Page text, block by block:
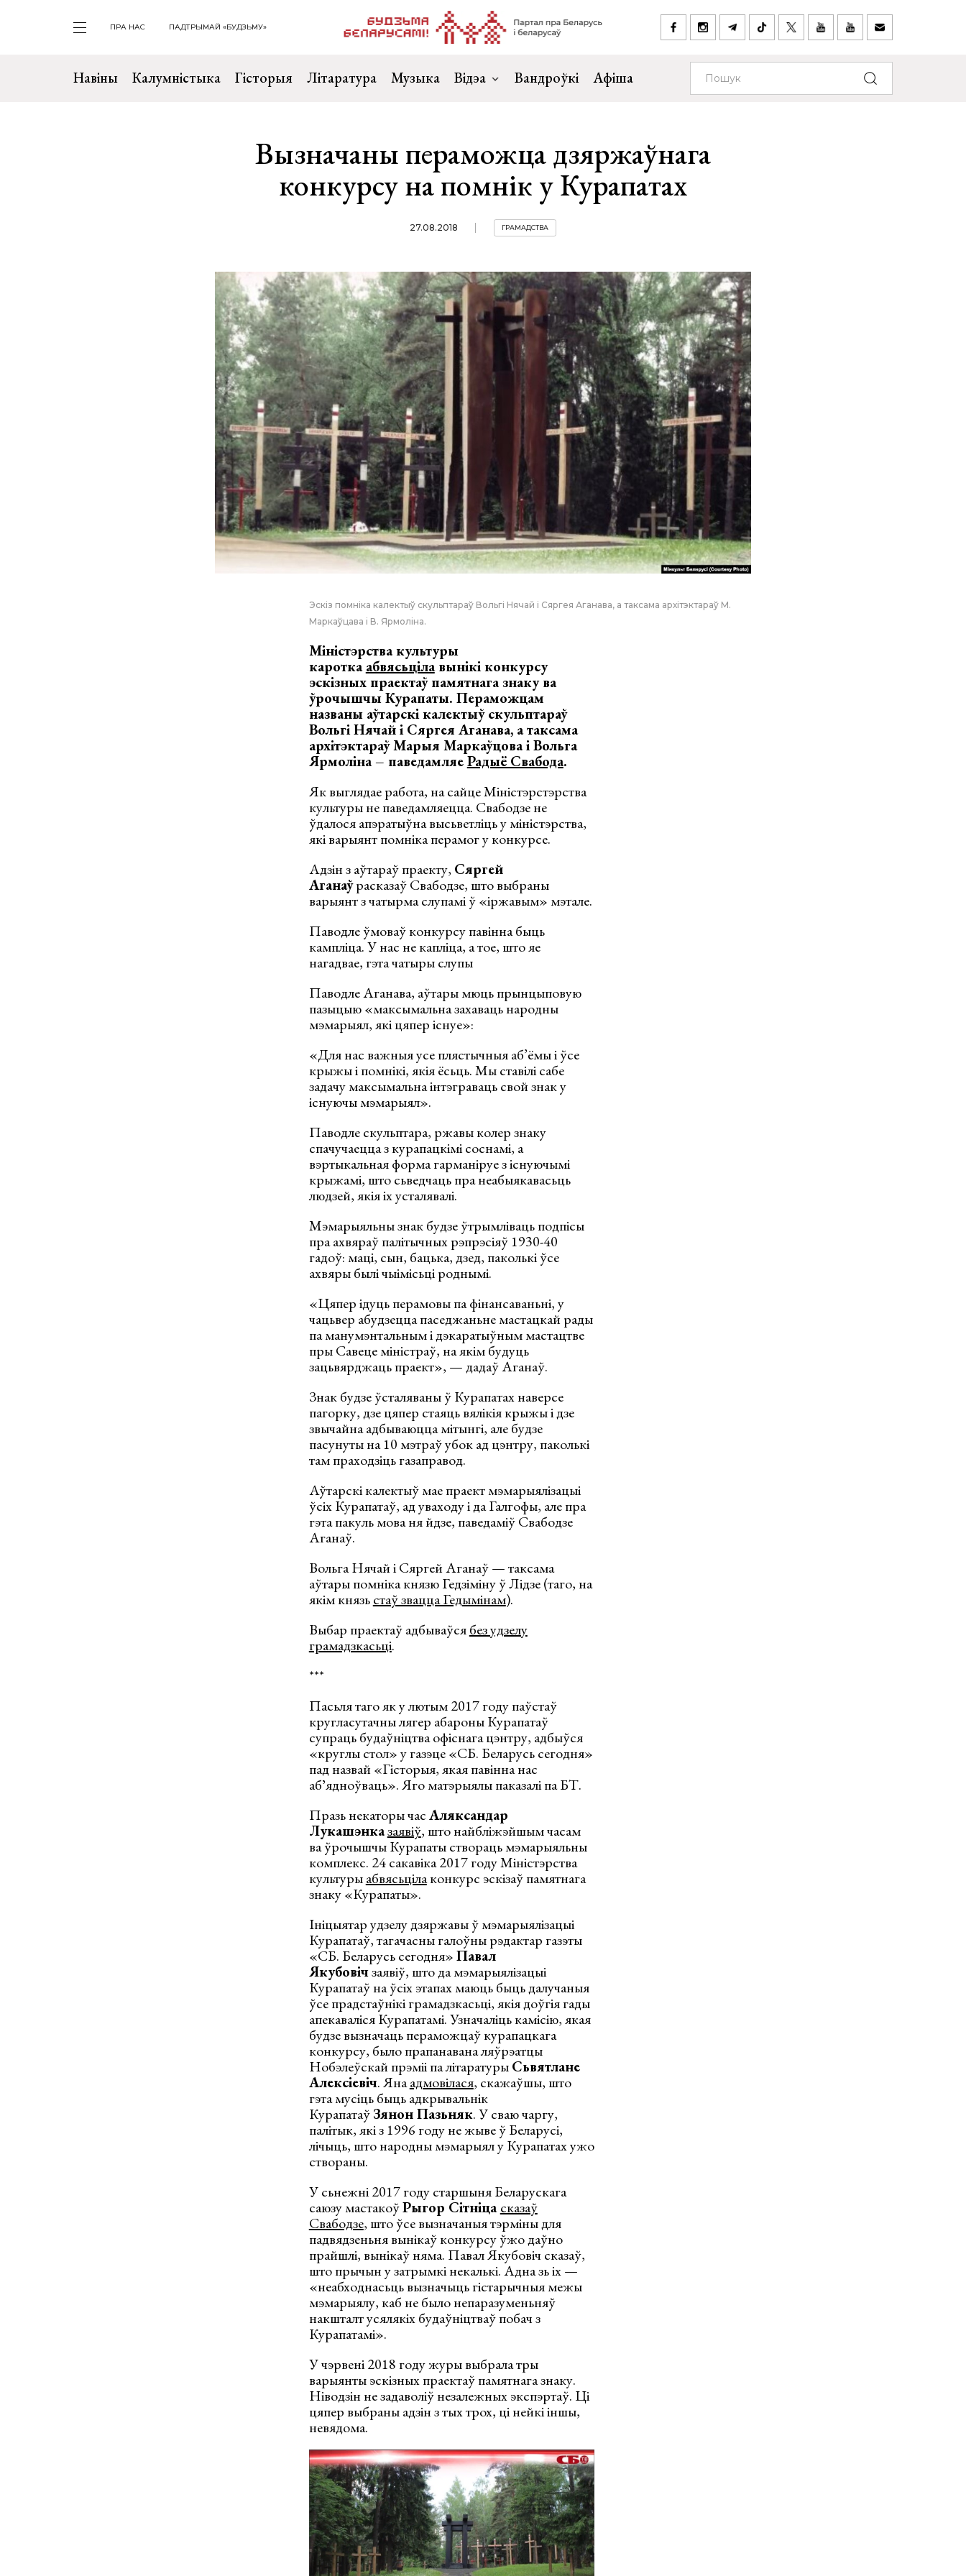
ПРА НАС ПАДТРЫМАЙ «БУДЗЬМУ»
Навіны Калумністыка Гісторыя Літаратура Музыка Відэа Вандроўкі Афіша
Вызначаны пераможца дзяржаўнага
конкурсу на помнік у Курапатах
27.08.2018 ГРАМАДСТВА
Эскіз помніка калектыў скульптараў Вольгі Нячай і Сяргея Аганава, а таксама архітэктараў М.
Маркаўцава і В. Ярмоліна.
Міністэрства культуры
кароткаабвясьцілавынікі конкурсу
эскізных праектаў памятнага знаку ва
ўрочышчы Курапаты. Пераможцам
названы аўтарскі калектыў скульптараў
Вольгі Нячай і Сяргея Аганава, а таксама
архітэктараў Марыя Маркаўцова і Вольга
Ярмоліна – паведамляеРадыё Свабода.
Як выглядае работа, на сайце Міністэрстэрства
культуры не паведамляецца. Свабодзе не
ўдалося апэратыўна высьветліць у міністэрства,
які варыянт помніка перамог у конкурсе.
Адзін з аўтараў праекту, Сяргей
Аганаўрасказаў Свабодзе, што выбраны
варыянт з чатырма слупамі ў «іржавым» мэтале.
Паводле ўмоваў конкурсу павінна быць
кампліца. У нас не капліца, а тое, што яе
нагадвае, гэта чатыры слупы
Паводле Аганава, аўтары мюць прынцыповую
пазыцыю «максымальна захаваць народны
мэмарыял, які цяпер існуе»:
«Для нас важныя усе плястычныя аб’ёмы і ўсе
крыжы і помнікі, якія ёсьць. Мы ставілі сабе
задачу максымальна інтэграваць свой знак у
існуючы мэмарыял».
Паводле скульптара, ржавы колер знаку
спачучаецца з курапацкімі соснамі, а
вэртыкальная форма гарманіруе з існуючымі
крыжамі, што сьведчаць пра неабыякавасьць
людзей, якія іх усталявалі.
Мэмарыяльны знак будзе ўтрымліваць подпісы
пра ахвяраў палітычных рэпрэсіяў 1930-40
гадоў: маці, сын, бацька, дзед, паколькі ўсе
ахвяры былі чыімісьці роднымі.
«Цяпер ідуць перамовы па фінансаваньні, у
чацьвер абудзецца паседжаньне мастацкай рады
па манумэнтальным і дэкаратыўным мастацтве
пры Савеце міністраў, на якім будуць
зацьвярджаць праект», — дадаў Аганаў.
Знак будзе ўсталяваны ў Курапатах наверсе
пагорку, дзе цяпер стаяць вялікія крыжы і дзе
звычайна адбываюцца мітынгі, але будзе
пасунуты на 10 мэтраў убок ад цэнтру, паколькі
там праходзіць газаправод.
Аўтарскі калектыў мае праект мэмарыялізацыі
ўсіх Курапатаў, ад уваходу і да Галгофы, але пра
гэта пакуль мова ня йдзе, паведаміў Свабодзе
Аганаў.
Вольга Нячай і Сяргей Аганаў — таксама
аўтары помніка князю Гедзіміну ў Лідзе (таго, на
якім князьстаў звацца Гедымінам).
Выбар праектаў адбываўсябез удзелу
грамадзкасьці.
***
Пасьля таго як у лютым 2017 году паўстаў
кругласутачны лягер абароны Курапатаў
супраць будаўніцтва офіснага цэнтру, адбыўся
«круглы стол» у газэце «СБ. Беларусь сегодня»
пад назвай «Гісторыя, якая павінна нас
абʼядноўваць». Яго матэрыялы паказалі па БТ.
Празь некаторы часАляксандар
Лукашэнказаявіў, што найбліжэйшым часам
ва ўрочышчы Курапаты створаць мэмарыяльны
комплекс. 24 сакавіка 2017 году Міністэрства
культурыабвясьцілаконкурс эскізаў памятнага
знаку «Курапаты».
Ініцыятар удзелу дзяржавы ў мэмарыялізацыі
Курапатаў, тагачасны галоўны рэдактар газэты
«СБ. Беларусь сегодня»Павал
Якубовічзаявіў, што да мэмарыялізацыі
Курапатаў на ўсіх этапах маюць быць далучаныя
ўсе прадстаўнікі грамадзкасьці, якія доўгія гады
апекаваліся Курапатамі. Узначаліць камісію, якая
будзе вызначаць пераможцаў курапацкага
конкурсу, было прапанавана ляўрэатцы
Нобэлеўскай прэміі па літаратурыСьвятлане
Алексіевіч. Янаадмовілася, скажаўшы, што
гэта мусіць быць адкрывальнік
КурапатаўЗянон Пазьняк. У сваю чаргу,
палітык, які з 1996 году не жыве ў Беларусі,
лічыць, што народны мэмарыял у Курапатах ужо
створаны.
У сьнежні 2017 году старшыня Беларускага
саюзу мастакоўРыгор Сітніцасказаў
Свабодзе, што ўсе вызначаныя тэрміны для
падвядзеньня вынікаў конкурсу ўжо даўно
прайшлі, вынікаў няма. Павал Якубовіч сказаў,
што прычын у затрымкі некалькі. Адна зь іх —
«неабходнасьць вызначыць гістарычныя межы
мэмарыялу, каб не было непаразуменьняў
накшталт усялякіх будаўніцтваў побач з
Курапатамі».
У чэрвені 2018 году журы выбрала тры
варыянты эскізных праектаў памятнага знаку.
Ніводзін не задаволіў незалежных экспэртаў. Ці
цяпер выбраны адзін з тых трох, ці нейкі іншы,
невядома.